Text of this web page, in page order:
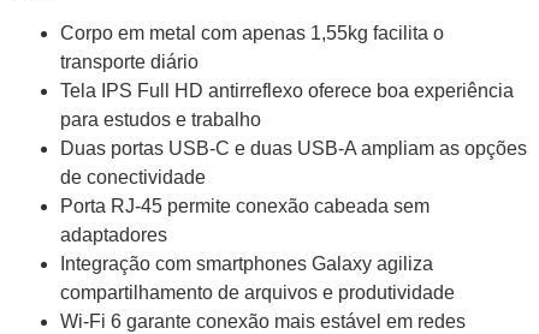
Corpo em metal com apenas 1,55kg facilita o
transporte diário
Tela IPS Full HD antirreflexo oferece boa experiência
para estudos e trabalho
Duas portas USB-C e duas USB-A ampliam as opções
de conectividade
Porta RJ-45 permite conexão cabeada sem
adaptadores
Integração com smartphones Galaxy agiliza
compartilhamento de arquivos e produtividade
Wi-Fi 6 garante conexão mais estável em redes